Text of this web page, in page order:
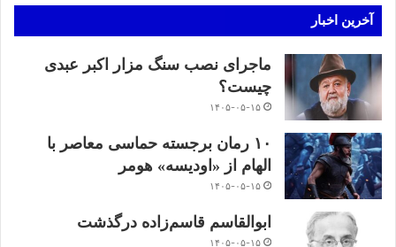
آخرین اخبار
ماجرای نصب سنگ مزار اکبر عبدی
چیست؟
۱۴۰۵-۰۵-۱۵
۱۰ رمان برجسته حماسی معاصر با
الهام از «اودیسه» هومر
۱۴۰۵-۰۵-۱۵
ابوالقاسم قاسم‌زاده درگذشت
۱۴۰۵-۰۵-۱۵